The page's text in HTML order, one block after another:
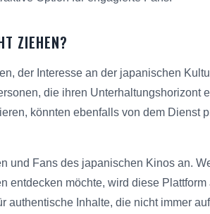
ZIEHEN?
der Interesse an der japanischen
die ihren Unterhaltungshorizont
könnten ebenfalls von dem Dienst
und Fans des japanischen Kinos an.
entdecken möchte, wird diese Plattform
authentische Inhalte, die nicht immer